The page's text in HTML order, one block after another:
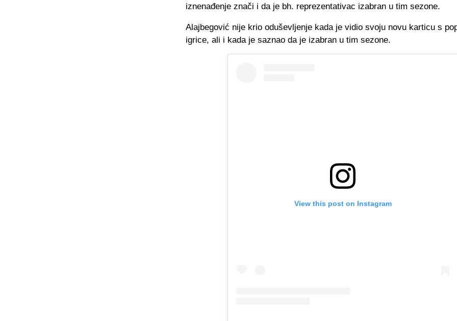
iznenađenje znači i da je bh. reprezentativac izabran u tim sezone.
Alajbegović nije krio oduševljenje kada je vidio svoju novu karticu s
igrice, ali i kada je saznao da je izabran u tim sezone.
View this post on Instagram